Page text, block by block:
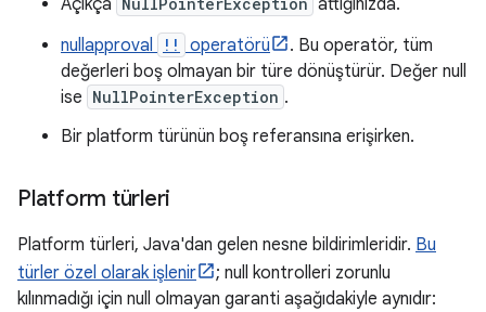
Açıkça
attığınızda.
nullapproval
!! operatörü
. Bu operatör, tüm
değerleri boş olmayan bir türe dönüştürür. Değer null
ise NullPointerException .
Bir platform türünün boş referansına erişirken.
Platform türleri
Platform türleri, Java'dan gelen nesne bildirimleridir. Bu
türler özel olarak işlenir
; null kontrolleri zorunlu
kılınmadığı için null olmayan garanti aşağıdakiyle aynıdır: